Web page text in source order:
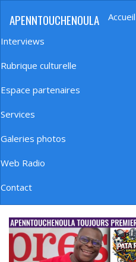
principal
APENNTOUCHENOULA
Navigation
principale
Accueil
Interviews
Rubrique culturelle
Espace partenaires
Services
Galeries photos
Web Radio
Contact
banniere_img